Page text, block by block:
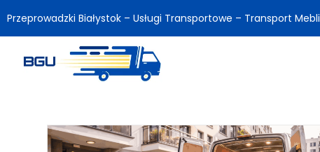
Przeprowadzki Białystok – Usługi Transportowe – Transport Mebli